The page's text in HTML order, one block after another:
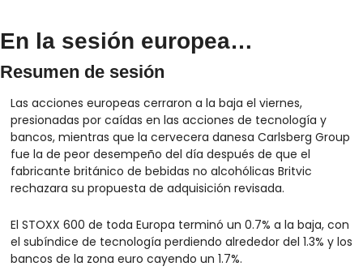
En la sesión europea…
Resumen de sesión
Las acciones europeas cerraron a la baja el viernes,
presionadas por caídas en las acciones de tecnología y
bancos, mientras que la cervecera danesa Carlsberg Group
fue la de peor desempeño del día después de que el
fabricante británico de bebidas no alcohólicas Britvic
rechazara su propuesta de adquisición revisada.
El STOXX 600 de toda Europa terminó un 0.7% a la baja, con
el subíndice de tecnología perdiendo alrededor del 1.3% y los
bancos de la zona euro cayendo un 1.7%.